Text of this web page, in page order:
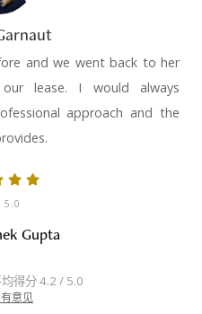
and we went back to her
lease. I would always
approach and the
5.0
Gupta
得分 4.2 / 5.0
意见